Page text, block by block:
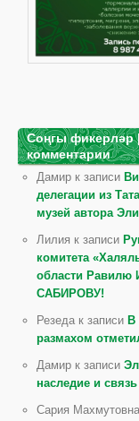
Соңгы фикерләр
комментарии
Дамир к записи
делегации из
музей автора
Лилия к записи
комитета
области Равилю
САБИРОВУ!
Резеда к записи В
размахом
Дамир к записи
наследие и
Сария